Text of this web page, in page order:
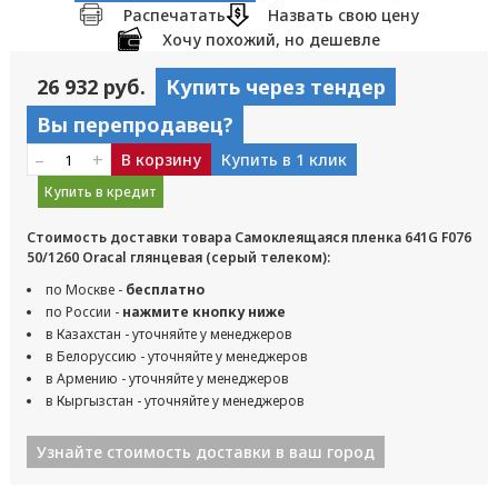
Распечатать
Назвать свою цену
Хочу похожий, но дешевле
26 932 руб.
Купить через тендер
Вы перепродавец?
– + В корзину Купить в 1 клик
Купить в кредит
Стоимость доставки товара Самоклеящаяся пленка 641G F076
50/1260 Oracal глянцевая (серый телеком):
по Москве - бесплатно
по России - нажмите кнопку ниже
в Казахстан - уточняйте у менеджеров
в Белоруссию - уточняйте у менеджеров
в Армению - уточняйте у менеджеров
в Кыргызстан - уточняйте у менеджеров
Узнайте стоимость доставки в ваш город